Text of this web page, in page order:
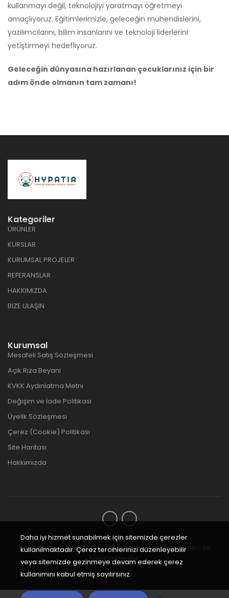
kullanmayı değil, teknolojiyi yaratmayı öğretmeyi
amaçlıyoruz. Eğitimlerimizle, geleceğin mühendislerini,
yazılımcılarını, bilim insanlarını ve teknoloji liderlerini
yetiştirmeyi hedefliyoruz.
Geleceğin dünyasına hazırlanan çocuklarınız için bir
adım önde olmanın tam zamanı!
Kategoriler
ÜRÜNLER
KURSLAR
KURUMSAL PROJELER
REFERANSLAR
HAKKIMIZDA
BİZE ULAŞIN
Kurumsal
Mesafeli Satış Sözleşmesi
Açık Rıza Beyanı
KVKK Aydınlatma Metni
Değişim ve İade Politikası
Üyelik Sözleşmesi
Çerez (Cookie) Politikası
Site Haritası
Hakkımızda
Bu e-ticaret sitesiKolay Sipariş E-Ticaret Paketleri
hazırlanmıştır.
Daha iyi hizmet sunabilmek için sitemizde çerezler
kullanılmaktadır. Çerez tercihlerinizi düzenleyebilir
veya sitemizde gezinmeye devam ederek çerez
kullanımını kabul etmiş sayılırsınız.